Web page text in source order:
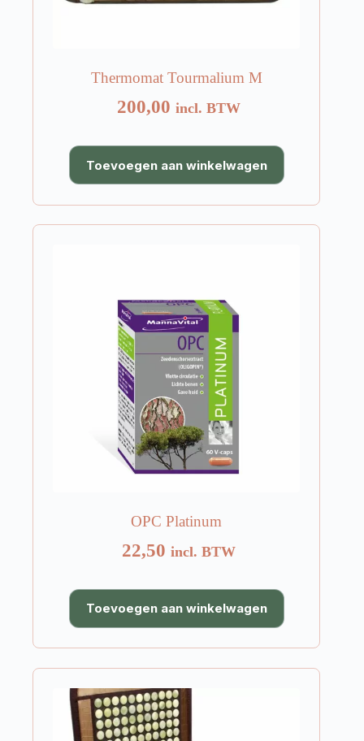
Thermomat Tourmalium M
200,00 incl. BTW
Toevoegen aan winkelwagen
OPC Platinum
22,50 incl. BTW
Toevoegen aan winkelwagen